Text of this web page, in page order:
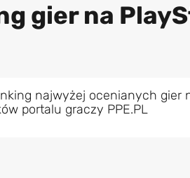
gier na
najwyżej ocenianych gier
portalu graczy PPE.PL